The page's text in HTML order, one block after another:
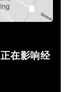
正在影响经